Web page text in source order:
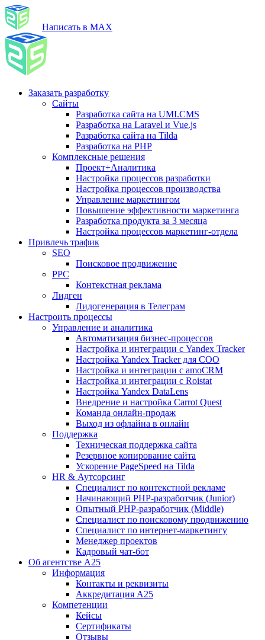
Написать в MAX
Заказать разработку
Сайты
Разработка сайта на UMI.CMS
Разработка на Laravel и Vue.js
Разработка сайта на Tilda
Разработка на PHP
Комплексные решения
Проект+Аналитика
Настройка процессов разработки
Настройка процессов производства
Управление маркетингом
Повышение эффективности маркетинга
Разработка продукта за 3 месяца
Настройка процессов маркетинг-отдела
Привлечь трафик
SEO
Поисковое продвижение
PPC
Контекстная реклама
Лидген
Лидогенерация в Телеграм
Настроить процессы
Управление и аналитика
Автоматизация бизнес-процессов
Настройка и интеграции с Yandex Tracker
Настройка Yandex Tracker для СОО
Настройка и интеграции с amoCRM
Настройка и интеграции с Roistat
Настройка Yandex DataLens
Внедрение и настройка Carrot Quest
Команда онлайн-продаж
Выход из офлайна в онлайн
Поддержка
Техническая поддержка сайта
Резервное копирование сайта
Ускорение PageSpeed на Tilda
HR & Аутсорсинг
Специалист по контекстной рекламе
Начинающий PHP-разработчик (Junior)
Опытный PHP-разработчик (Middle)
Специалист по поисковому продвижению
Специалист по интернет-маркетингу
Менеджер проектов
Кадровый чат-бот
Об агентстве А25
Информация
Контакты и реквизиты
Аккредитация А25
Компетенции
Кейсы
Сертификаты
Отзывы